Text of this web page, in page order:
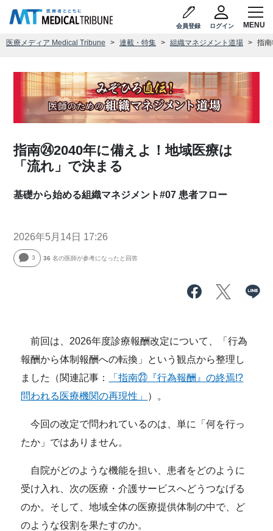
会員登録 ログイン
医療メディア Medical Tribune 連載・特集 組織マネジメント道場 指
指南㉔2040年に備えよ！地域医療は
「流れ」で決まる
基礎から始める組織マネジメント#07 患者フロー
2026年5月14日 17:26
3 36 名の医師が参考になったと回答
前回は、2026年度診療報酬改定について、「行為
報酬から体制報酬への転換」という観点から整理し
ました（関連記事：
「指南㉓『行為報酬』の終焉!?
問われる医療機関の再現性」 ）。
今回の改定で問われているのは、単に「何を行っ
たか」ではありません。
自院がどのような機能を担い、患者をどのように
受け入れ、次の医療・介護サービスへどうつなげる
のか。そして、地域全体の医療提供体制の中で、ど
のような役割を果たすのか。